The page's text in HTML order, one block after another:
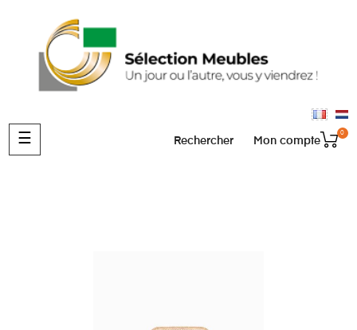
Basculer
la
☰ 0
Mon compte
Rechercher